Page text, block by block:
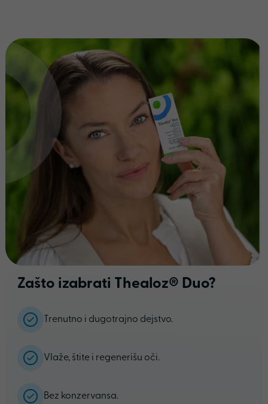
Zašto izabrati Thealoz® Duo?
Trenutno i dugotrajno dejstvo.
Vlaže, štite i regenerišu oči.
Bez konzervansa.